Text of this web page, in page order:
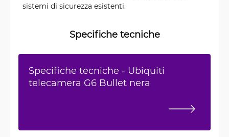
sistemi di sicurezza esistenti.
Specifiche tecniche
Specifiche tecniche - Ubiquiti
telecamera G6 Bullet nera